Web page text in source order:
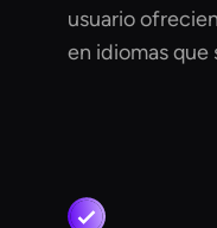
usuario
en idiomas